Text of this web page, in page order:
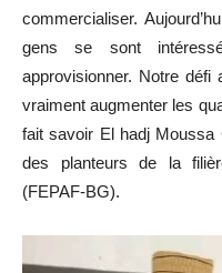
commercialiser.
gens se sont
approvisionner. Notre défi
vraiment augmenter les
fait savoir El hadj Moussa
des planteurs de la
(FEPAF-BG).